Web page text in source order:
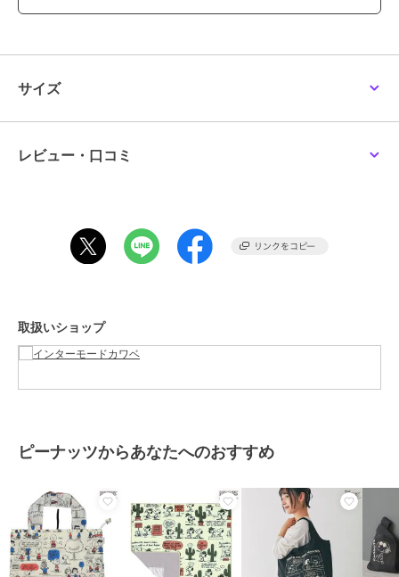
【PEANUTS（ピーナッツ）】
その中に登場する「スヌーピー」をはじめとした魅力的な仲間たちの
ユーモアに溢れた世界観が、今なお世界各地の幅広い世代に愛され続
て、実物と若干異なる場合がございます。ご了承ください。
ブランド ピーナッツ
性別タイプ
レディース
素材
表地 ポリエステル100％ 裏地 ポリ
商品のお取り扱い方法
お手入れ 洗濯不可
原産国 中国
サイズ
レビュー・口コミ
取扱いショップ
ピーナッツからあなたへのおすすめ